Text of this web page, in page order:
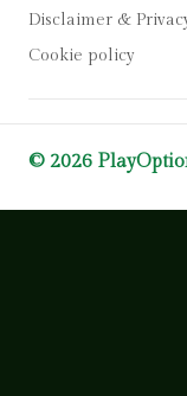
Disclaimer &
Cookie policy
© 2026